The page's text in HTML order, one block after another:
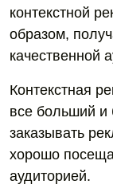
контекстной
образом,
качественной
Контекстная
все больший и
заказывать
хорошо
аудиторией.